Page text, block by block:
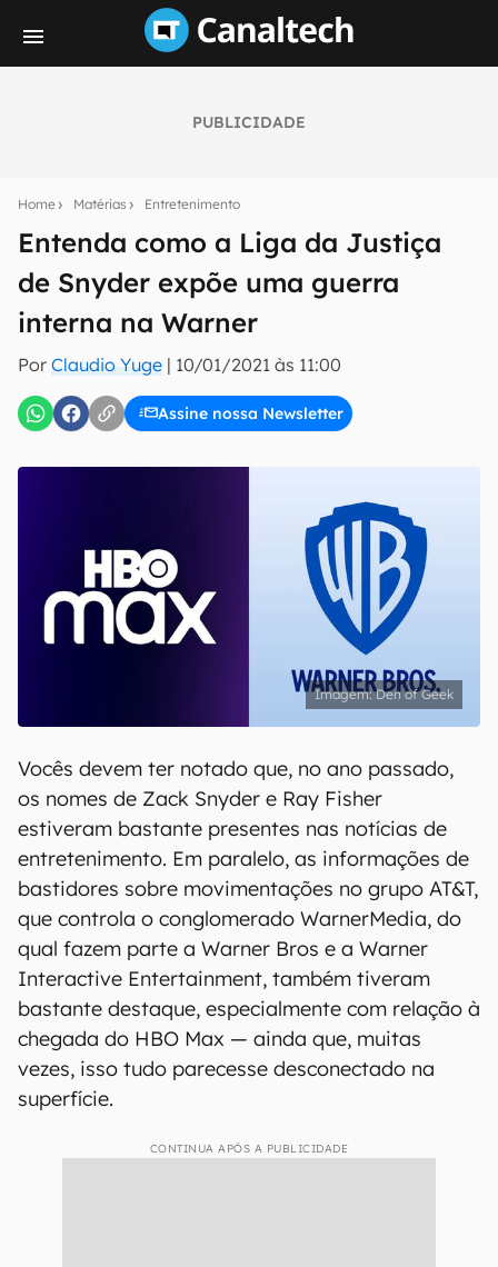
PUBLICIDADE
Home Matérias Entretenimento
Entenda como a Liga da Justiça
de Snyder expõe uma guerra
interna na Warner
Por Claudio Yuge | 10/01/2021 às 11:00
Assine nossa Newsletter
notícias e reviews sobre tecnologia em primeira
mão.
E-mail
inscreva-se
Uso e Política de Privacidade do Canaltech.
Den of Geek
Vocês devem ter notado que, no ano passado,
os nomes de Zack Snyder e Ray Fisher
estiveram bastante presentes nas notícias de
entretenimento. Em paralelo, as informações de
bastidores sobre movimentações no grupo AT&T,
que controla o conglomerado WarnerMedia, do
qual fazem parte a Warner Bros e a Warner
Interactive Entertainment, também tiveram
bastante destaque, especialmente com relação à
chegada do HBO Max — ainda que, muitas
vezes, isso tudo parecesse desconectado na
superfície.
CONTINUA APÓS A PUBLICIDADE